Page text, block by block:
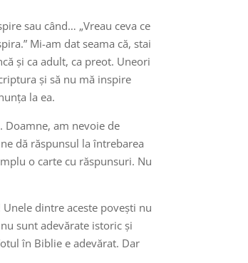
sau când… „Vreau ceva ce
Mi-am dat seama că, stai
și ca adult, ca preot. Uneori
și să nu mă inspire
la ea.
Doamne, am nevoie de
dă răspunsul la întrebarea
o carte cu răspunsuri. Nu
dintre aceste povești nu
sunt adevărate istoric și
în Biblie e adevărat. Dar